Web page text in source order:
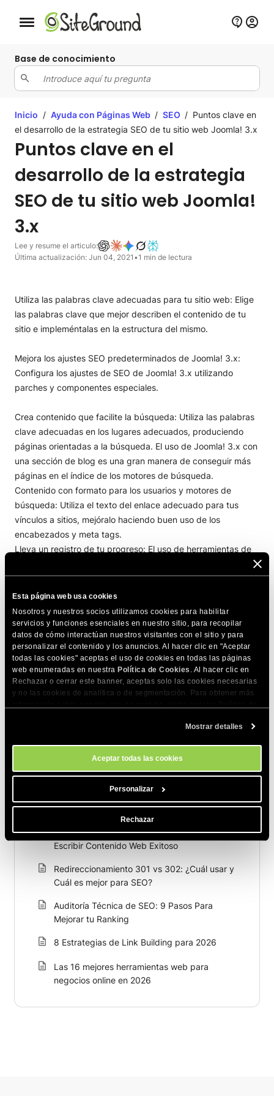
Esta página web usa cookies
Nosotros y nuestros socios utilizamos cookies para habilitar
servicios y funciones esenciales en nuestro sitio, para recopilar
datos de cómo interactúan nuestros visitantes con el sitio y para
personalizar el contenido y los anuncios. Al hacer clic en "Aceptar
todas las cookies" aceptas el uso de cookies en todas las páginas
web enumeradas en nuestra Política de Cookies . Al hacer clic en
Rechazar o cerrar este banner, aceptas solo las cookies necesarias
y no las cookies de analítica o de segmentación. Para obtener más
momento a través de la herramienta Configuración de Cookies de
Mostrar detalles
Aceptar todas las cookies
Personalizar
Rechazar
Botón de navegación móvil
Base de conocimiento
Inicio / Ayuda con Páginas Web / SEO / Puntos clave en
el desarrollo de la estrategia SEO de tu sitio web Joomla! 3.x
Puntos clave en el
desarrollo de la estrategia
SEO de tu sitio web Joomla!
3.x
Lee y resume el articulo:
Última actualización: Jun 04, 2021 •1 min de lectura
Utiliza las palabras clave adecuadas para tu sitio web: Elige
las palabras clave que mejor describen el contenido de tu
sitio e impleméntalas en la estructura del mismo.
Mejora los ajustes SEO predeterminados de Joomla! 3.x:
Configura los ajustes de SEO de Joomla! 3.x utilizando
parches y componentes especiales.
Crea contenido que facilite la búsqueda: Utiliza las palabras
clave adecuadas en los lugares adecuados, produciendo
páginas orientadas a la búsqueda. El uso de Joomla! 3.x con
una sección de blog es una gran manera de conseguir más
páginas en el índice de los motores de búsqueda.
Contenido con formato para los usuarios y motores de
búsqueda: Utiliza el texto del enlace adecuado para tus
vínculos a sitios, mejóralo haciendo buen uso de los
encabezados y meta tags.
Lleva un registro de tu progreso: El uso de herramientas de
seguimiento y su implementación en Joomla! 3.x, junto con el
análisis de los resultados, te ayudará a obtener una visión
más clara sobre la manera de mejorar tu sitio.
Cómo promover tu sitio: Obtén más enlaces entrantes que
aumentarán el tráfico a tu sitio y mejorarán su ranking de
búsqueda.
COMPARTE ESTE ARTÍCULO
Artículos relacionados
Robots.txt: ¿Qué es y cuáles son las mejores
prácticas?
Consejos Comerciales Comprobados para
Escribir Contenido Web Exitoso
Redireccionamiento 301 vs 302: ¿Cuál usar y
Cuál es mejor para SEO?
Auditoría Técnica de SEO: 9 Pasos Para
Mejorar tu Ranking
8 Estrategias de Link Building para 2026
Las 16 mejores herramientas web para
negocios online en 2026